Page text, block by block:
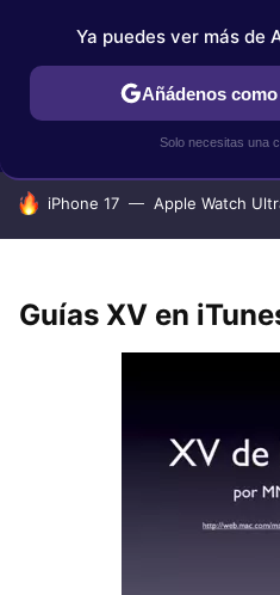
IPHONE TUTORIALES
HOY SE HABLA DE
iPhone 17 Apple Watch
Guías XV en
Ya puedes ver más de
Añádenos
Solo necesitas una